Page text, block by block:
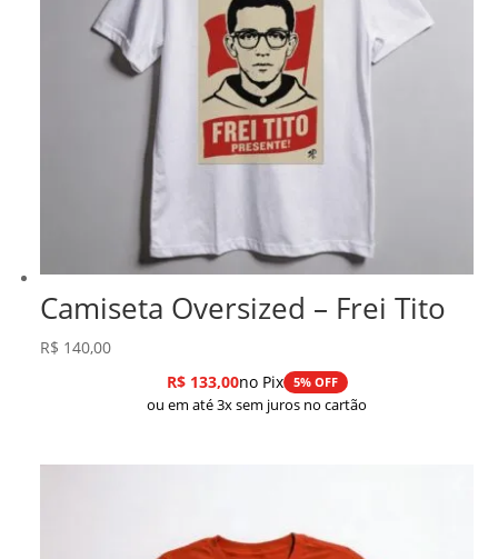
Camiseta Oversized – Frei Tito
R$ 140,00
R$133,00no Pix 5% OFF
ou em até 3x sem juros no cartão